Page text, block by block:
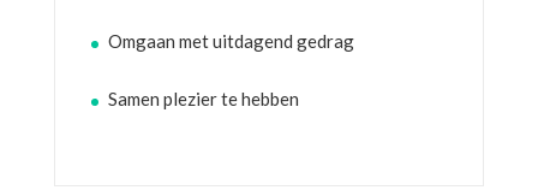
Omgaan met uitdagend gedrag
Samen plezier te hebben